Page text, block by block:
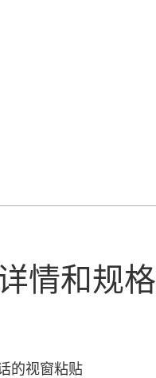
情和规格
的视窗粘贴